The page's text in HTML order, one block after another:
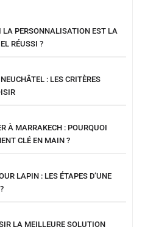
LA PERSONNALISATION EST LA
RÉUSSI ?
: LES CRITÈRES
À MARRAKECH : POURQUOI
CLÉ EN MAIN ?
LAPIN : LES ÉTAPES D’UNE
LA MEILLEURE SOLUTION